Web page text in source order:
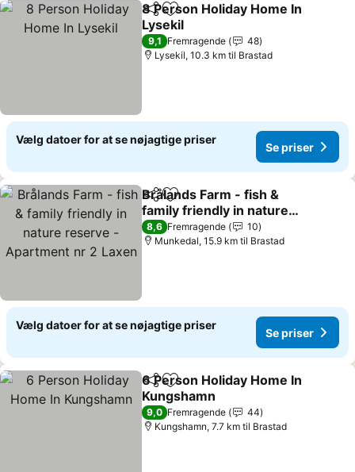
Del Føj til favoritter
8 Person Holiday Home In
Lysekil
Se priser
9,1 Fremragende
48
Lysekil, 10.3 km til Brastad
Vælg datoer for at se nøjagtige priser
Se priser
Del Føj til favoritter
Brålands Farm - fish &
family friendly in nature
reserve - Apartment nr 2
Laxen
Se priser
8,6 Fremragende
10
Munkedal, 15.9 km til Brastad
Vælg datoer for at se nøjagtige priser
Se priser
Del Føj til favoritter
6 Person Holiday Home In
Kungshamn
Se priser
9,0 Fremragende
44
Kungshamn, 7.7 km til Brastad